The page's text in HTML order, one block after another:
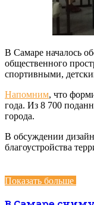
В Самаре началось
общественного
спортивными,
Напомним, что
года. Из 8 700
города.
В обсуждении
благоустройства
Показать больше